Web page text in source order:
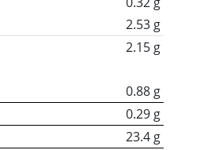
2.53 g
2.15 g
0.88 g
0.29 g
23.4 g